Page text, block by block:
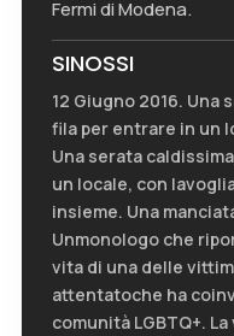
Fermi di Modena.
SINOSSI
12 Giugno 2016. Una
fila per entrare in un
Una serata
un locale, con
insieme. Una
Unmonologo che
vita di una delle
attentatoche ha
comunità LGBTQ+.